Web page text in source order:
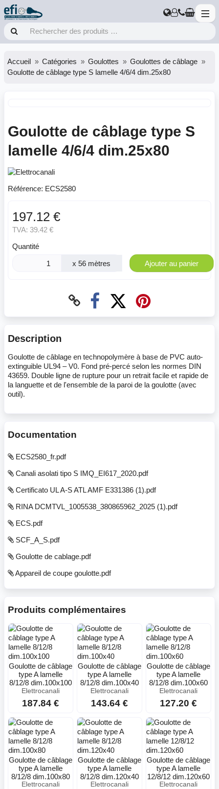
Accueil Catégories Goulottes
Goulottes de câblage
Goulotte de câblage type S lamelle 4/6/4 dim.25x80
Goulotte de câblage type S
lamelle 4/6/4 dim.25x80
Référence: ECS2580
197.12 €
TVA: 39.42 €
Quantité
x 56 mètres Ajouter au panier
Description
Goulotte de câblage en technopolymère à base de PVC auto-
extinguible UL94 – V0. Fond pré-percé selon les normes DIN
43659. Double ligne de rupture pour un retrait facile et rapide de
la languette et de l'ensemble de la paroi de la goulotte (avec
outil).
Documentation
ECS2580_fr.pdf
Canali asolati tipo S IMQ_EI617_2020.pdf
Certificato UL A-S ATL AMF E331386 (1).pdf
RINA DCMTVL_1005538_380865962_2025 (1).pdf
ECS.pdf
SCF_A_S.pdf
Goulotte de cablage.pdf
Appareil de coupe goulotte.pdf
Produits complémentaires
Goulotte de câblage
type A lamelle
8/12/8 dim.100x100
Elettrocanali
187.84 €
Goulotte de câblage
type A lamelle
8/12/8 dim.100x40
Elettrocanali
143.64 €
Goulotte de câblage
type A lamelle
8/12/8 dim.100x60
Elettrocanali
127.20 €
Goulotte de câblage
type A lamelle
8/12/8 dim.100x80
Elettrocanali
Goulotte de câblage
type A lamelle
8/12/8 dim.120x40
Elettrocanali
Goulotte de câblage
type A lamelle
12/8/12 dim.120x60
Elettrocanali